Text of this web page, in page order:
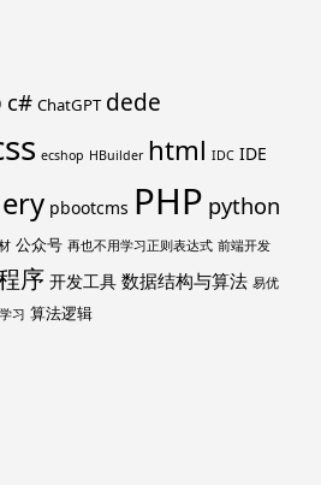
c# ChatGPT dede
ecshop HBuilder html IDC IDE
pbootcms PHP python
公众号 再也不用学习正则表达式 前端开发
序 开发工具 数据结构与算法 易优
习 算法逻辑